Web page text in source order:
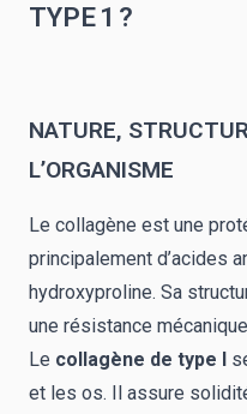
TYPE 1 ?
NATURE,
L’ORGANISME
Le collagène est une
principalement d’acides
hydroxyproline. Sa
une résistance
Le collagène de type I
et les os. Il assure